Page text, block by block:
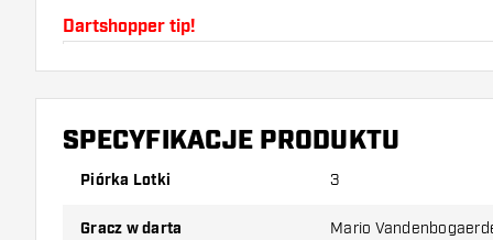
Dartshopper tip!
Upewnij się, że masz pod ręką dużo piórek i
uszkodzone lub złamane w wyniku użytkowania.
który wariant najbardziej Ci odpowiada!
SPECYFIKACJE PRODUKTU
Piórka Lotki 3
Gracz w darta Mario